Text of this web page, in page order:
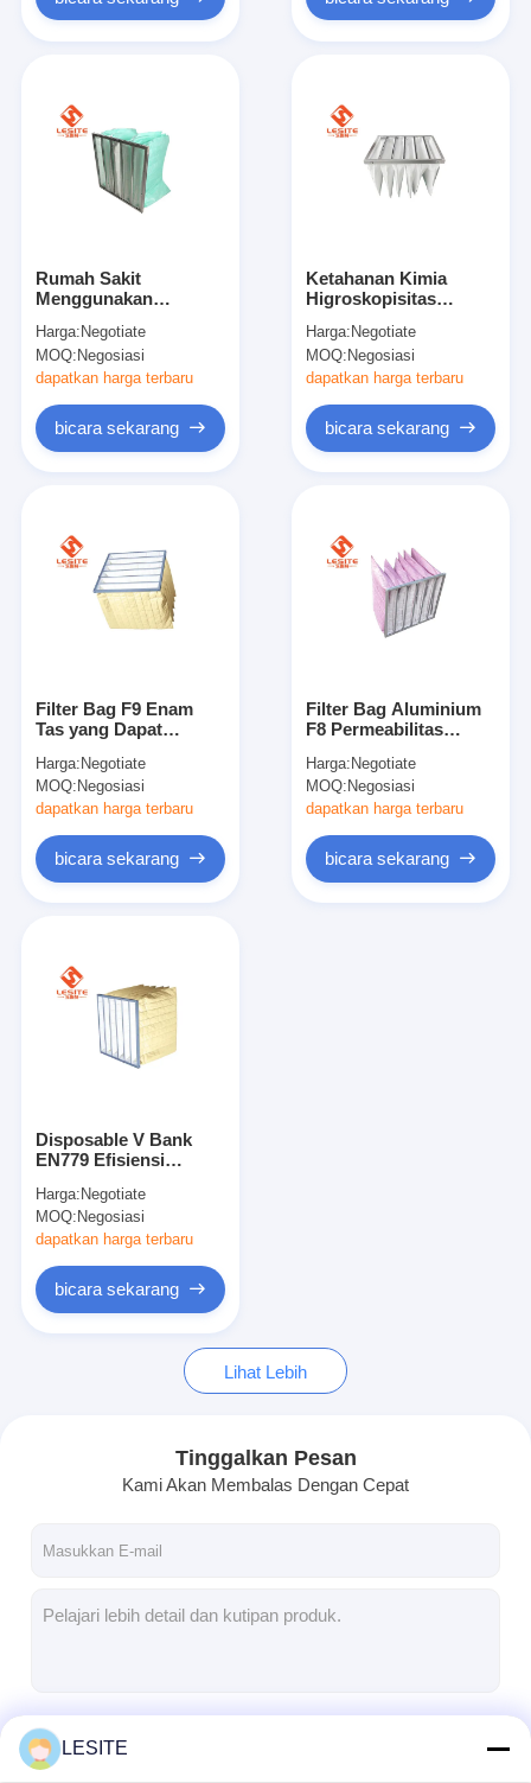
Produk
Video
Tentang kami
Kontrol Kualitas
Hubungi Kami
Mesin Pembuat Filter Udara
Mesin Manufaktur Filter Udara
Mesin Memukau Otomatis
Mesin Memukau Semi Otomatis
Frame Welder
Filter Tas Aluminium
Filter Kantong Debu
Mesin Jahitan Ultrasonik
Filter udara Mesin pembuatan kerangka
Rumah Sakit
Menggunakan
Frame Fiberglass F8
Bag Filter Untuk AC
Harga: Negotiate
MOQ: Negosiasi
dapatkan harga terbaru
bicara sekarang
Ketahanan Kimia
Higroskopisitas
Aluminium Bag Filter
Harga: Negotiate
MOQ: Negosiasi
dapatkan harga terbaru
bicara sekarang
Filter Bag F9 Enam
Tas yang Dapat
Filter Udara 0,1 Mikron
Untuk Sistem Kondisi
Udara
Harga:Negotiate
MOQ: Negosiasi
dapatkan harga terbaru
bicara sekarang
Filter Bag Aluminium
F8 Permeabilitas
Untuk Ruang Non
Debu
Harga:Negotiate
MOQ: Negosiasi
dapatkan harga terbaru
bicara sekarang
Disposable V Bank
EN779 Efisiensi
Sintetis
Harga:Negotiate
MOQ: Negosiasi
dapatkan harga terbaru
bicara sekarang
Lihat Lebih
Tinggalkan Pesan
Kami Akan Membalas Dengan Cepat
LESITE